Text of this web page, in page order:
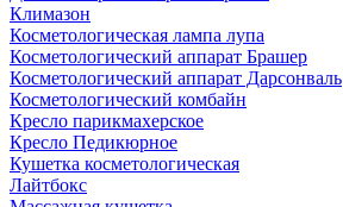
Климазон
Косметологическая лампа лупа
Косметологический аппарат Брашер
Косметологический аппарат Дарсонваль
Косметологический комбайн
Кресло парикмахерское
Кресло Педикюрное
Кушетка косметологическая
Лайтбокс